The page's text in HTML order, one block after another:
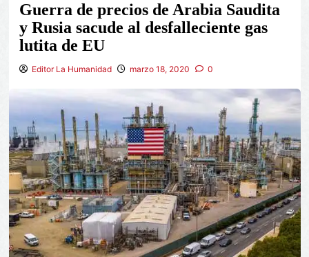
Guerra de precios de Arabia Saudita
y Rusia sacude al desfalleciente gas
lutita de EU
Editor La Humanidad marzo 18, 2020 0